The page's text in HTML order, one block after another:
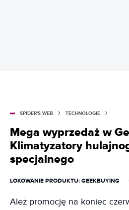
SPIDER'S WEB TECHNOLOGIE
Mega wyprzedaż w
Klimatyzatory
specjalnego
LOKOWANIE PRODUKTU: GEEKBUYING
Ależ promocję na koniec